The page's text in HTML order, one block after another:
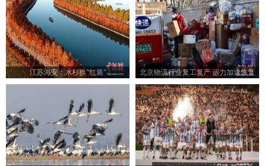
江苏海安：水杉换“红装” 北京物流行业复工复产 运力加速恢复